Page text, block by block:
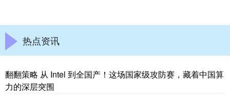
热点资讯
翻翻策略 从 Intel 到全国产！这场国家级攻防赛，藏着中国算
力的深层突围